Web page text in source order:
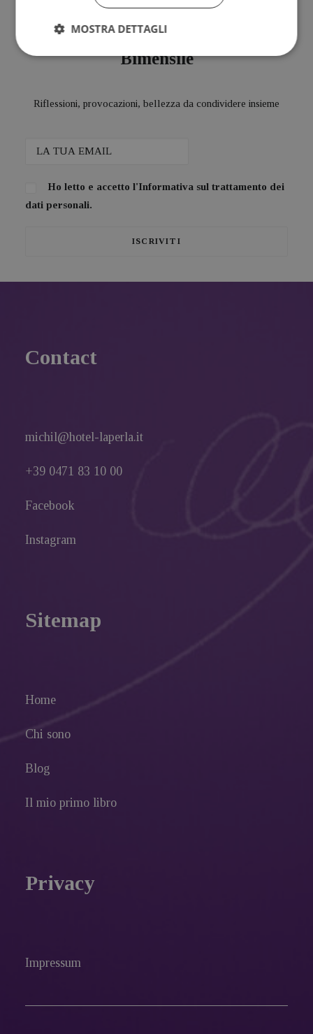
Iscriviti alla mia Newsletter
Bimensile
Riflessioni, provocazioni, bellezza da condividere insieme
Ho letto e accetto l'Informativa sul trattamento dei
dati personali.
Contact
michil@hotel-laperla.it
+39 0471 83 10 00
Facebook
Instagram
Sitemap
Home
Chi sono
Blog
Il mio primo libro
Privacy
Impressum
MOSTRA DETTAGLI